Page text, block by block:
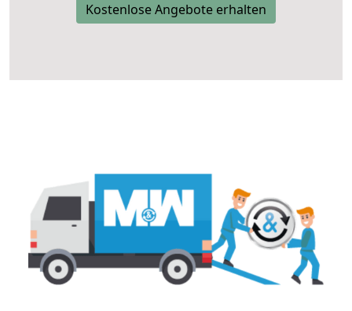
Kostenlose Angebote erhalten